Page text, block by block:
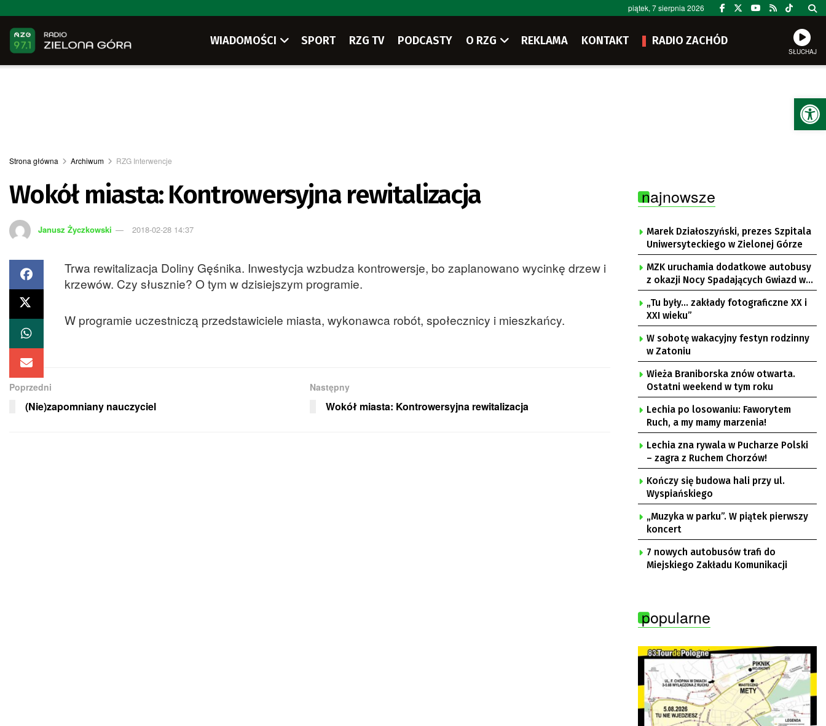
piątek, 7 sierpnia 2026
WIADOMOŚCI SPORT RZG TV PODCASTY O RZG REKLAMA KONTAKT RADIO ZACHÓD
SŁUCHAJ
Strona główna Archiwum RZG Interwencje
Wokół miasta: Kontrowersyjna rewitalizacja
Janusz Życzkowski 2018-02-28 14:37
Trwa rewitalizacja Doliny Gęśnika. Inwestycja wzbudza kontrowersje, bo zaplanowano wycinkę drzew i
krzewów. Czy słusznie? O tym w dzisiejszym programie.
W programie uczestniczą przedstawiciele miasta, wykonawca robót, społecznicy i mieszkańcy.
Poprzedni
(Nie)zapomniany nauczyciel
Następny
Wokół miasta: Kontrowersyjna rewitalizacja
najnowsze
Marek Działoszyński, prezes Szpitala
Uniwersyteckiego w Zielonej Górze
MZK uruchamia dodatkowe autobusy
z okazji Nocy Spadających Gwiazd w
Ochli
„Tu były… zakłady fotograficzne XX i
XXI wieku”
W sobotę wakacyjny festyn rodzinny
w Zatoniu
Wieża Braniborska znów otwarta.
Ostatni weekend w tym roku
Lechia po losowaniu: Faworytem
Ruch, a my mamy marzenia!
Lechia zna rywala w Pucharze Polski
– zagra z Ruchem Chorzów!
Kończy się budowa hali przy ul.
Wyspiańskiego
„Muzyka w parku”. W piątek pierwszy
koncert
7 nowych autobusów trafi do
Miejskiego Zakładu Komunikacji
popularne